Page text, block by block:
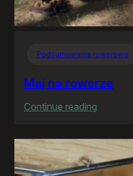
Podsumowania rowerowe
Maj na rowerze
Continue reading
na
rowerze